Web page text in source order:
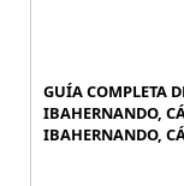
GUÍA COMPLETA
IBAHERNANDO,
IBAHERNANDO,